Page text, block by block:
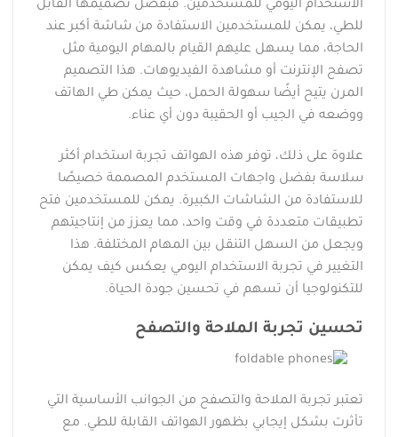
الاستخدام اليومي للمستخدمين. فبفضل تصميمها القابل
للطي، يمكن للمستخدمين الاستفادة من شاشة أكبر عند
الحاجة، مما يسهل عليهم القيام بالمهام اليومية مثل
تصفح الإنترنت أو مشاهدة الفيديوهات. هذا التصميم
المرن يتيح أيضًا سهولة الحمل، حيث يمكن طي الهاتف
ووضعه في الجيب أو الحقيبة دون أي عناء.
علاوة على ذلك، توفر هذه الهواتف تجربة استخدام أكثر
سلاسة بفضل واجهات المستخدم المصممة خصيصًا
للاستفادة من الشاشات الكبيرة. يمكن للمستخدمين فتح
تطبيقات متعددة في وقت واحد، مما يعزز من إنتاجيتهم
ويجعل من السهل التنقل بين المهام المختلفة. هذا
التغيير في تجربة الاستخدام اليومي يعكس كيف يمكن
للتكنولوجيا أن تسهم في تحسين جودة الحياة.
تحسين تجربة الملاحة والتصفح
تعتبر تجربة الملاحة والتصفح من الجوانب الأساسية التي
تأثرت بشكل إيجابي بظهور الهواتف القابلة للطي. مع